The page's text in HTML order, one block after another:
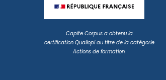
Capite Corpus a obtenu la
certification Qualiopiau titre de la catégorie
Actions de formation.